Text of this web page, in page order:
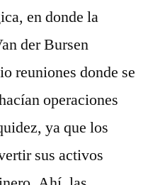
en donde la
der Bursen
reuniones donde se
operaciones
ya que los
sus activos